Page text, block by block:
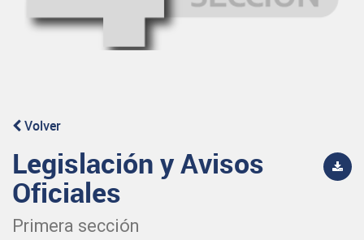
Volver
Legislación y Avisos
Oficiales
Primera sección